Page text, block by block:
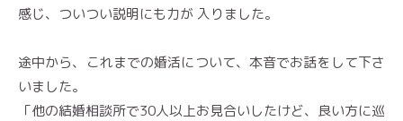
感じ、ついつい説明にも力が 入りました。
途中から、これまでの婚活について、本音でお話をして下さ
いました。
「他の結婚相談所で30人以上お見合いしたけど、良い方に巡